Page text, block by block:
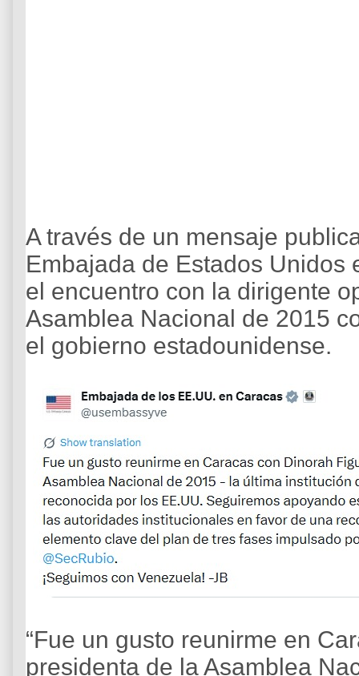
A través de un mensaje
Embajada de Estados Unidos
el encuentro con la dirigente
Asamblea Nacional de 2015
el gobierno estadounidense.
“Fue un gusto reunirme en
presidenta de la Asamblea